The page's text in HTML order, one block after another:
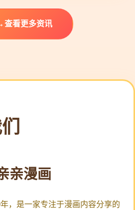
查看更多资讯
亲漫画
，是一家专注于漫画内容分享的